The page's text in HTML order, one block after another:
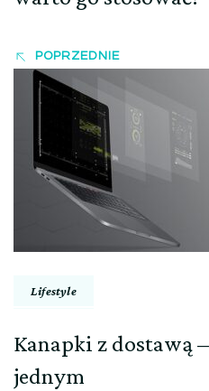
POPRZEDNIE
Lifestyle
Kanapki z dostawą
jednym